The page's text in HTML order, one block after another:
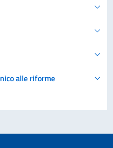
alle riforme